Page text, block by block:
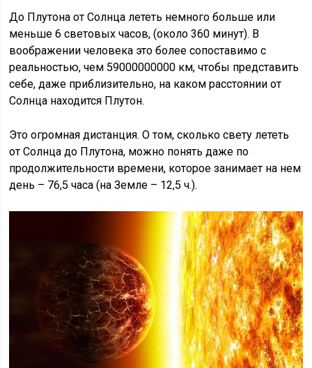
До Плутона от Солнца лететь немного больше или
меньше 6 световых часов, (около 360 минут). В
воображении человека это более сопоставимо с
реальностью, чем 59000000000 км, чтобы представить
себе, даже приблизительно, на каком расстоянии от
Солнца находится Плутон.
Это огромная дистанция. О том, сколько свету лететь
от Солнца до Плутона, можно понять даже по
продолжительности времени, которое занимает на нем
день – 76,5 часа (на Земле – 12,5 ч.).